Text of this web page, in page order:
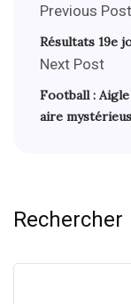
Previous Post
Résultats 19e
Next Post
Football :
aire
Rechercher